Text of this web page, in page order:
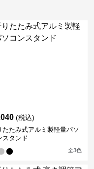
(税込)
たたみ式アルミ製軽量パソ
スタンド
全3色